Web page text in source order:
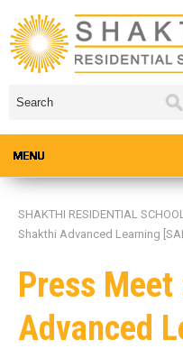
SHAKTHI RESIDENTIAL
Shakthi Advanced Learning
Press
Advanced